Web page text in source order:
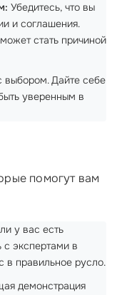
Убедитесь, что вы
и соглашения.
стать причиной
выбором. Дайте себе
уверенным в
помогут вам
у вас есть
с экспертами в
в правильное русло.
демонстрация